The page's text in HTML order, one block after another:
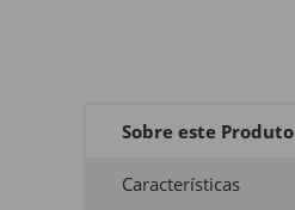
Sobre este Produto
Características